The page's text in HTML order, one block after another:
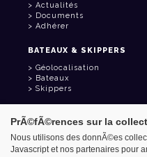
Actualités
Documents
Adhérer
BATEAUX & SKIPPERS
Géolocalisation
Bateaux
Skippers
Espace adhérent
Contact
Carnet d'adresses
PrÃ©fÃ©rences sur la
Nous utilisons des donnÃ©es
Javascript et nos partenaires pour